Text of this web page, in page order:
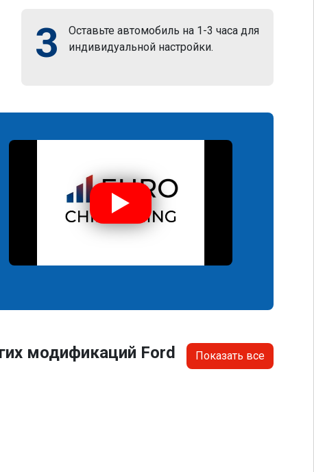
3
Оставьте автомобиль на 1-3 часа для
индивидуальной настройки.
модификаций Ford
Показать все